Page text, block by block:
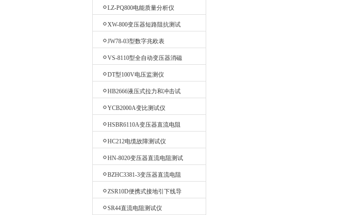
LZ-PQ800电能质量分析仪
XW-800变压器短路阻抗测试
JW78-03型数字兆欧表
VS-8110型全自动变压器消磁
DT型100V电压监测仪
HB2666液压式拉力和冲击试
YCB2000A变比测试仪
HSBR6110A变压器直流电阻
HC212电缆故障测试仪
HN-8020变压器直流电阻测试
BZHC3381-3变压器直流电阻
ZSR10D便携式接地引下线导
通测试仪
SR44直流电阻测试仪